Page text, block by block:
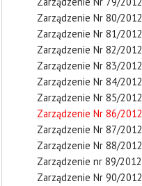
Zarządzenie Nr 80/2012
Zarządzenie Nr 81/2012
Zarządzenie Nr 82/2012
Zarządzenie Nr 83/2012
Zarządzenie Nr 84/2012
Zarządzenie Nr 85/2012
Zarządzenie Nr 86/2012
Zarządzenie Nr 87/2012
Zarządzenie Nr 88/2012
Zarządzenie nr 89/2012
Zarządzenie Nr 90/2012